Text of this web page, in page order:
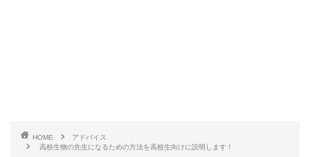
HOME
アドバイス
高校生物の先生になるための方法を高校生向けに説明します！